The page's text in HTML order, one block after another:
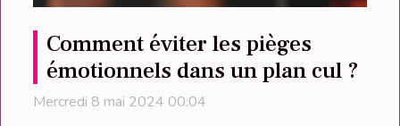
Comment éviter les pièges
émotionnels dans un plan cul ?
Mercredi 8 mai 2024 00:04